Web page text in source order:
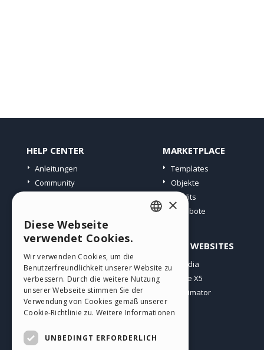
HELP CENTER
Anleitungen
Community
MARKETPLACE
Templates
Objekte
Credits
Angebote
PROFIL
Meine Beiträge
Meine Lizenz
Download
Webhosting
ANDERE WEBSITES
Incomedia
WebSite X5
WebAnimator
GERMAN
SPANISH
PORTUGUESE
×
Diese Webseite
verwendet Cookies.
Wir verwenden Cookies, um die
Benutzerfreundlichkeit unserer Website zu
verbessern. Durch die weitere Nutzung
unserer Webseite stimmen Sie der
Verwendung von Cookies gemäß unserer
Cookie-Richtlinie zu. Weitere Informationen
UNBEDINGT ERFORDERLICH